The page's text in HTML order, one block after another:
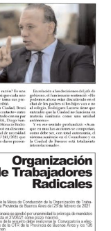
segundo de un
parecía
le quedó a Di
la mirada,
palo de Juan
después
llegó por
toda velocidad
que lo venía
del area,
doce pasos anotó
a decretar la